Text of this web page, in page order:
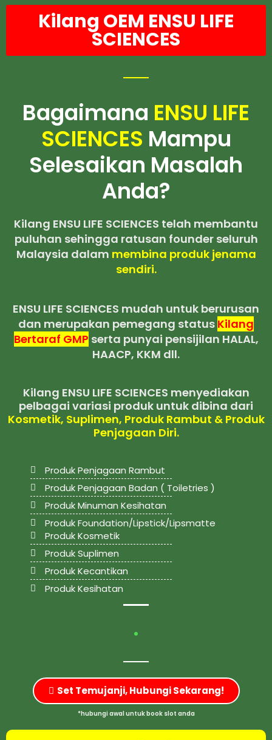
Kilang OEM ENSU LIFE
SCIENCES
Bagaimana ENSU LIFE
SCIENCES Mampu
Selesaikan Masalah
Anda?
Kilang ENSU LIFE SCIENCES telah membantu
puluhan sehingga ratusan founder seluruh
Malaysia dalam membina produk jenama
sendiri.
ENSU LIFE SCIENCES mudah untuk berurusan
dan merupakan pemegang status Kilang
Bertaraf GMP serta punyai pensijilan HALAL,
HAACP, KKM dll.
Kilang ENSU LIFE SCIENCES menyediakan
pelbagai variasi produk untuk dibina dari
Kosmetik, Suplimen, Produk Rambut & Produk
Penjagaan Diri.
Produk Penjagaan Rambut
Produk Penjagaan Badan ( Toiletries )
Produk Minuman Kesihatan
Produk Foundation/Lipstick/Lipsmatte
Produk Kosmetik
Produk Suplimen
Produk Kecantikan
Produk Kesihatan
Set Temujanji, Hubungi Sekarang!
*hubungi awal untuk book slot anda